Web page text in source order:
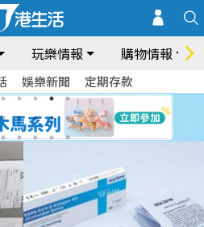
玩樂情報 購物情報
娛樂新聞 定期存款